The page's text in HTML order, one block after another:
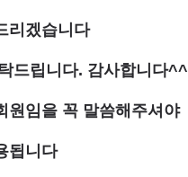
리겠습니다
드립니다. 감사합니다^^
원임을 꼭 말씀해주셔야
됩니다